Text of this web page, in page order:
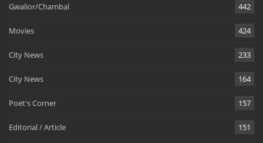
Gwalior/Chambal 442
Movies 424
City News 233
City News 164
Poet's Corner 157
Editorial / Article 151